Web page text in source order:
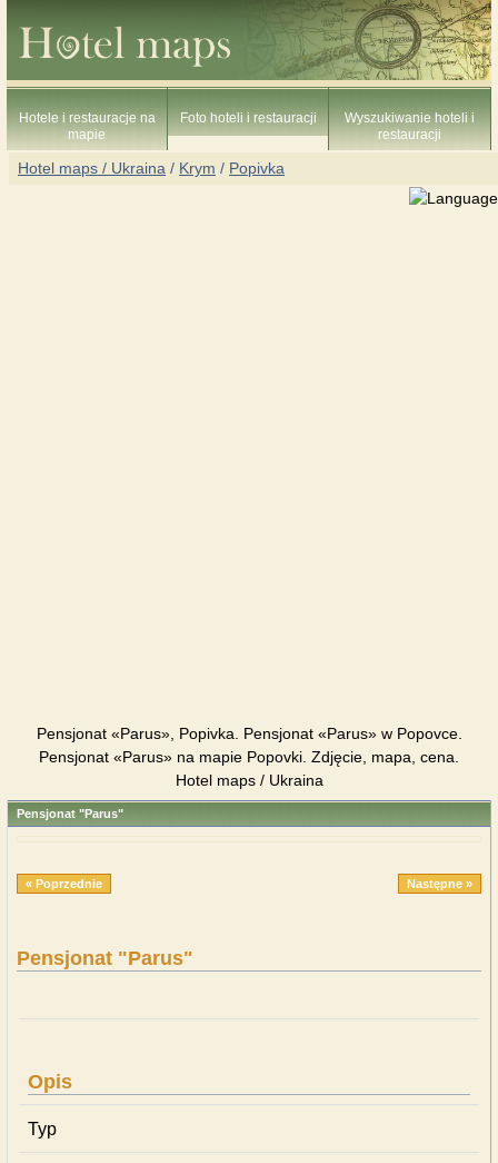
Hotele i restauracje na
mapie
Foto hoteli i restauracji
Wyszukiwanie hoteli i
restauracji
Hotel maps / Ukraina / Krym / Popivka
Pensjonat «Parus», Popivka. Pensjonat «Parus» w Popovce.
Pensjonat «Parus» na mapie Popovki. Zdjęcie, mapa, cena.
Hotel maps / Ukraina
Pensjonat "Parus"
« Poprzednie Następne »
Pensjonat "Parus"
Opis
Typ